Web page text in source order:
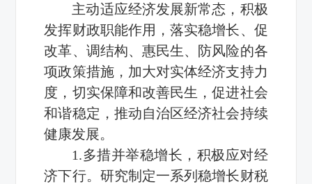
主动适应经济发展新常态，积极
发挥财政职能作用，落实稳增长、促
改革、调结构、惠民生、防风险的各
项政策措施，加大对实体经济支持力
度，切实保障和改善民生，促进社会
和谐稳定，推动自治区经济社会持续
健康发展。
1.多措并举稳增长，积极应对经
济下行。研究制定一系列稳增长财税